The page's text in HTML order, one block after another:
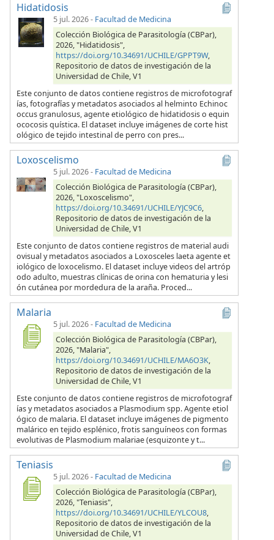
Hidatidosis
5 jul. 2026- Facultad de Medicina
Colección Biológica de Parasitología (CBPar),
2026, "Hidatidosis",
https://doi.org/10.34691/UCHILE/GPPT9W,
Repositorio de datos de investigación de la
Universidad de Chile, V1
Este conjunto de datos contiene registros de microfotograf
ías, fotografías y metadatos asociados al helminto Echinoc
occus granulosus, agente etiológico de hidatidosis o equin
ococosis quística. El dataset incluye imágenes de corte hist
ológico de tejido intestinal de perro con pres...
Loxoscelismo
5 jul. 2026- Facultad de Medicina
Colección Biológica de Parasitología (CBPar),
2026, "Loxoscelismo",
https://doi.org/10.34691/UCHILE/YJC9C6,
Repositorio de datos de investigación de la
Universidad de Chile, V1
Este conjunto de datos contiene registros de material audi
ovisual y metadatos asociados a Loxosceles laeta agente et
iológico de loxocelismo. El dataset incluye videos del artróp
odo adulto, muestras clínicas de orina con hematuria y lesi
ón cutánea por mordedura de la araña. Proced...
Malaria
5 jul. 2026- Facultad de Medicina
Colección Biológica de Parasitología (CBPar),
2026, "Malaria",
https://doi.org/10.34691/UCHILE/MA6O3K,
Repositorio de datos de investigación de la
Universidad de Chile, V1
Este conjunto de datos contiene registros de microfotograf
ías y metadatos asociados a Plasmodium spp. Agente etiol
ógico de malaria. El dataset incluye imágenes de pigmento
malárico en tejido esplénico, frotis sanguíneos con formas
evolutivas de Plasmodium malariae (esquizonte y t...
Teniasis
5 jul. 2026- Facultad de Medicina
Colección Biológica de Parasitología (CBPar),
2026, "Teniasis",
https://doi.org/10.34691/UCHILE/YLCOU8,
Repositorio de datos de investigación de la
Universidad de Chile, V1